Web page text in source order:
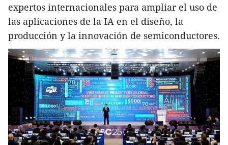
expertos internacionales para ampliar el uso de
las aplicaciones de la IA en el diseño, la
producción y la innovación de semiconductores.